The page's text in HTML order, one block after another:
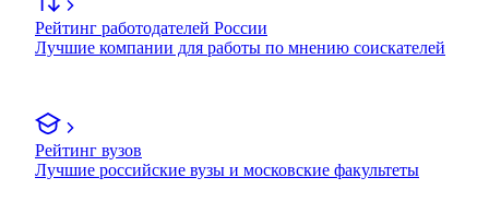
Рейтинг работодателей России
Лучшие компании для работы по мнению соискателей
Рейтинг вузов
Лучшие российские вузы и московские факультеты